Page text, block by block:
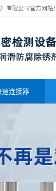
有限公司官方网站！
速连接器